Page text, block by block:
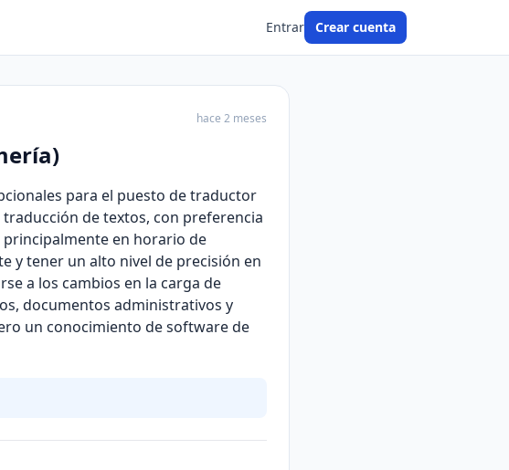
Entrar Crear cuenta
hace 2 meses
para el puesto de traductor
de textos, con preferencia
principalmente en horario de
y tener un alto nivel de precisión en
a los cambios en la carga de
documentos administrativos y
un conocimiento de software de